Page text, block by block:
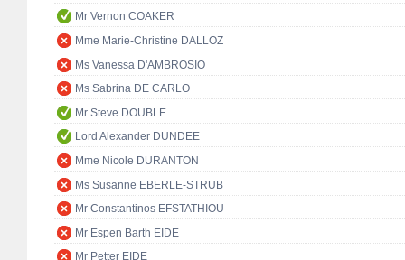
Mr Vernon COAKER
Mme Marie-Christine DALLOZ
Ms Vanessa D'AMBROSIO
Ms Sabrina DE CARLO
Mr Steve DOUBLE
Lord Alexander DUNDEE
Mme Nicole DURANTON
Ms Susanne EBERLE-STRUB
Mr Constantinos EFSTATHIOU
Mr Espen Barth EIDE
Mr Petter EIDE